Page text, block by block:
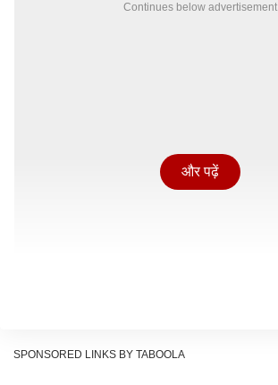
Continues below advertisement
और पढ़ें
SPONSORED LINKS BY TABOOLA